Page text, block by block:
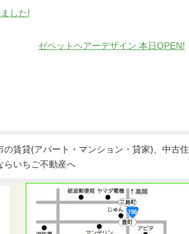
した!
ゼペットヘアーデザイン 本日OPEN!
賃貸(アパート・マンション・貸家)、中古住
らいちご不動産へ